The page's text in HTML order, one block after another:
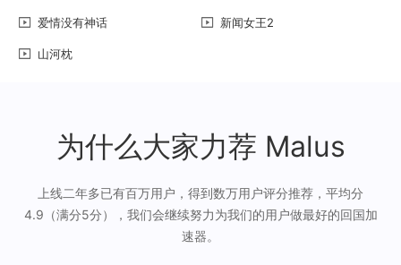
爱情没有神话 新闻女王2
山河枕
为什么大家力荐 Malus
上线二年多已有百万用户，得到数万用户评分推荐，平均分
4.9（满分5分），我们会继续努力为我们的用户做最好的回国加
速器。